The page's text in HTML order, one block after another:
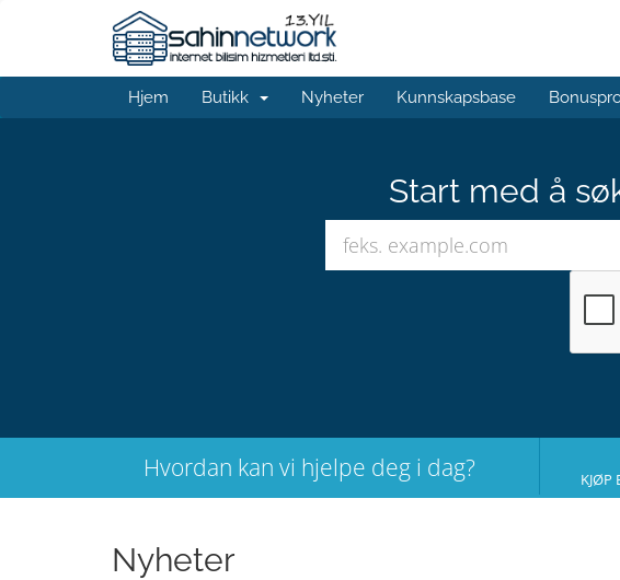
Hjem Butikk Nyheter Kunnskapsbase
Start med å
Hvordan kan vi hjelpe deg i dag? KJØP
Nyheter